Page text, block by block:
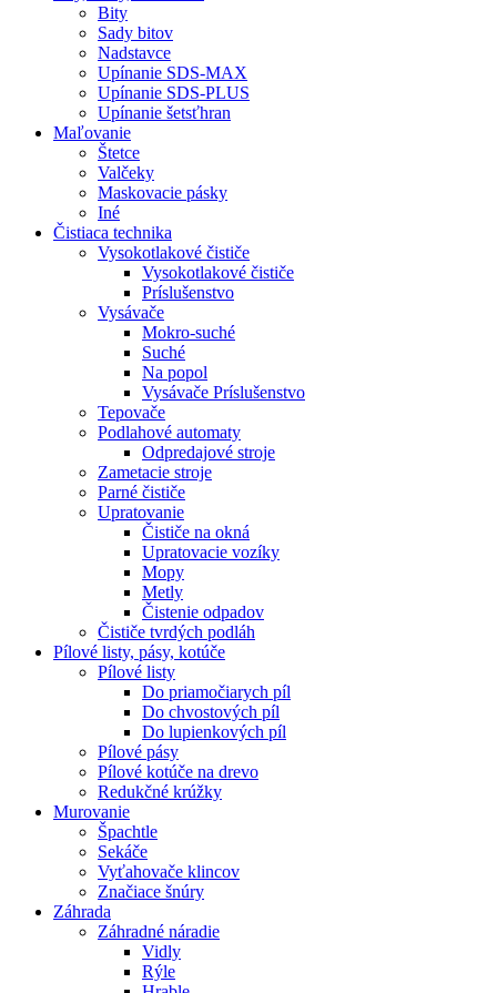
Bity
Sady bitov
Nadstavce
Upínanie SDS-MAX
Upínanie SDS-PLUS
Upínanie šetsťhran
Maľovanie
Štetce
Valčeky
Maskovacie pásky
Iné
Čistiaca technika
Vysokotlakové čističe
Vysokotlakové čističe
Príslušenstvo
Vysávače
Mokro-suché
Suché
Na popol
Vysávače Príslušenstvo
Tepovače
Podlahové automaty
Odpredajové stroje
Zametacie stroje
Parné čističe
Upratovanie
Čističe na okná
Upratovacie vozíky
Mopy
Metly
Čistenie odpadov
Čističe tvrdých podláh
Pílové listy, pásy, kotúče
Pílové listy
Do priamočiarych píl
Do chvostových píl
Do lupienkových píl
Pílové pásy
Pílové kotúče na drevo
Redukčné krúžky
Murovanie
Špachtle
Sekáče
Vyťahovače klincov
Značiace šnúry
Záhrada
Záhradné náradie
Vidly
Rýle